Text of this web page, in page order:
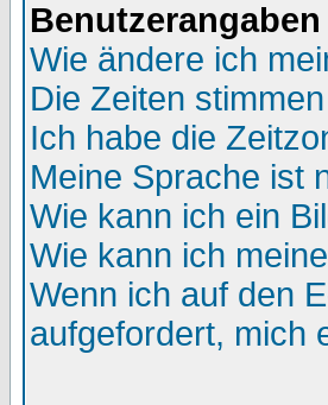
Wie ändere ich
Die Zeiten
Ich habe die
Meine Sprache ist
Wie kann ich ein
Wie kann ich
Wenn ich auf den
aufgefordert, mich